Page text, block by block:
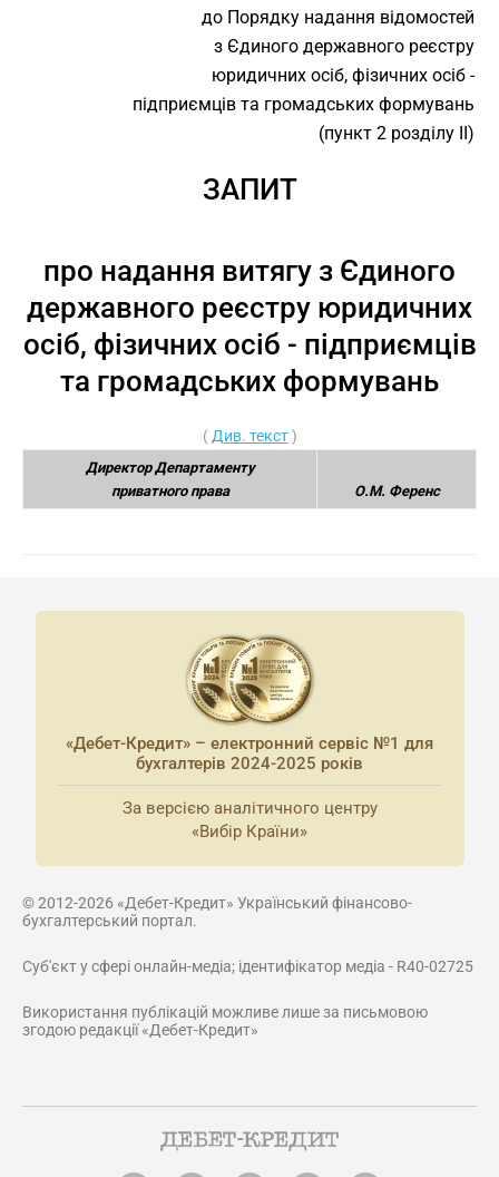
до Порядку надання відомостей
з Єдиного державного реєстру
юридичних осіб, фізичних осіб -
підприємців та громадських формувань
(пункт 2 розділу II)
ЗАПИТ
про надання витягу з Єдиного
державного реєстру юридичних
осіб, фізичних осіб - підприємців
та громадських формувань
( Див. текст)
Директор Департаменту
приватного права
О.М. Ференс
«Дебет-Кредит» – електронний сервіс №1 для
бухгалтерів 2024-2025 років
За версією аналітичного центру
«Вибір Країни»
© 2012-2026 «Дебет-Кредит» Український фінансово-
бухгалтерський портал.
Суб'єкт у сфері онлайн-медіа; ідентифікатор медіа - R40-02725
Використання публікацій можливе лише за письмовою
згодою редакції «Дебет-Кредит»